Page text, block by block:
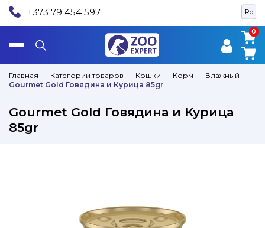
Ro
+373 79 454 597
0
0
Главная Категории товаров Кошки Корм
Влажный
Gourmet Gold Говядина и Курица 85gr
Gourmet Gold Говядина и Курица
85gr